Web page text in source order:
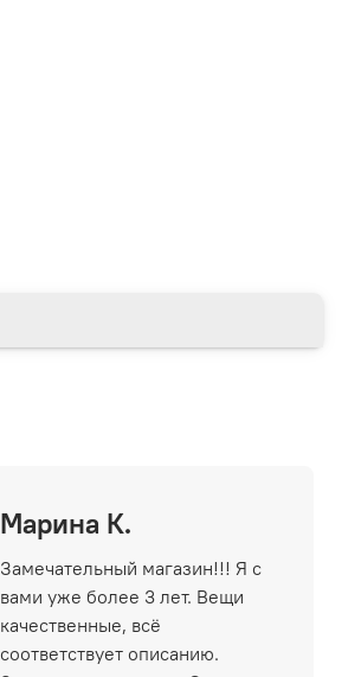
Марина К.
Замечательный магазин!!! Я с
вами уже более 3 лет. Вещи
качественные, всё
соответствует описанию.